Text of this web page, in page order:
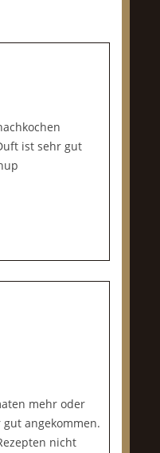
ist sehr gut
mehr oder
angekommen.
nicht